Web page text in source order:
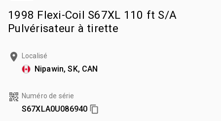
1998 Flexi-Coil S67XL 110 ft S/A
Pulvérisateur à tirette
Localisé
Nipawin, SK, CAN
Numéro de série
S67XLA0U086940